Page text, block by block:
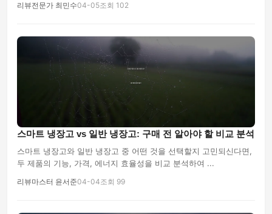
리뷰전문가 최민수04-05조회 102
스마트 냉장고 vs 일반 냉장고: 구매 전 알아야 할 비교 분석
스마트 냉장고와 일반 냉장고 중 어떤 것을 선택할지 고민되신다면,
두 제품의 기능, 가격, 에너지 효율성을 비교 분석하여 ...
리뷰마스터 윤서준04-04조회 99